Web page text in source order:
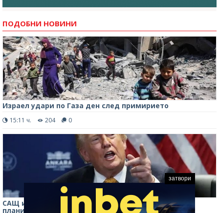
ПОДОБНИ НОВИНИ
Израел удари по Газа ден след примирието
15:11 ч. 204 0
САЩ и Израел са се съгласили да преустановят
планираните нови удари срещу Иран
затвори